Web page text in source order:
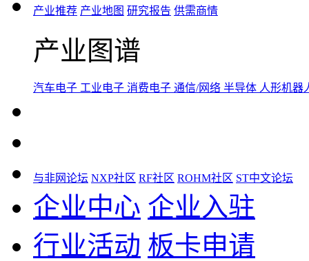
产业推荐 产业地图 研究报告 供需商情
产业图谱
汽车电子 工业电子 消费电子 通信/网络 半导体 人形机器
与非网论坛 NXP社区 RF社区 ROHM社区 ST中文论坛
企业中心 企业入驻
行业活动 板卡申请